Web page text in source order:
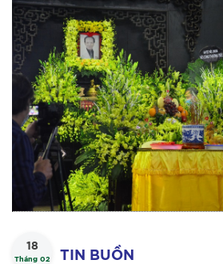
18
Tháng 02 TIN BUỒN